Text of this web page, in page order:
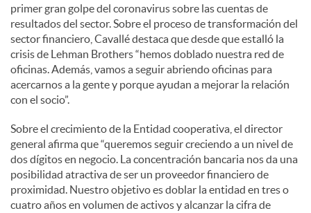
i
a
l
e
primer gran golpe del coronavirus sobre las cuentas de
resultados del sector. Sobre el proceso de transformación del
sector financiero, Cavallé destaca que desde que estalló la
crisis de Lehman Brothers “hemos doblado nuestra red de
oficinas. Además, vamos a seguir abriendo oficinas para
acercarnos a la gente y porque ayudan a mejorar la relación
con el socio”.
Sobre el crecimiento de la Entidad cooperativa, el director
general afirma que “queremos seguir creciendo a un nivel de
dos dígitos en negocio. La concentración bancaria nos da una
posibilidad atractiva de ser un proveedor financiero de
proximidad. Nuestro objetivo es doblar la entidad en tres o
cuatro años en volumen de activos y alcanzar la cifra de